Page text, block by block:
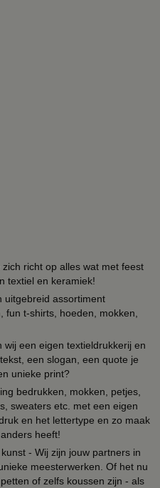
richt op alles wat met feest
textiel en keramiek!
uitgebreid assortiment
fun t-shirts, hoeden, mokken,
een eigen textieldrukkerij en
een slogan, een quote je
unieke print?
bedrukken, mokken, petjes,
sweaters etc. met een eigen
en het lettertype en zo maak
heeft!
- Wij zijn jouw partners in
meesterwerken. Of het nu
of zelfs koussen zijn - als